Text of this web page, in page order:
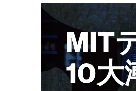
MIT
10大